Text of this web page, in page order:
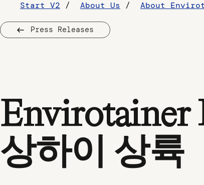
Start V2 About Us About
Press Releases
Envirotainer
상하이 상륙